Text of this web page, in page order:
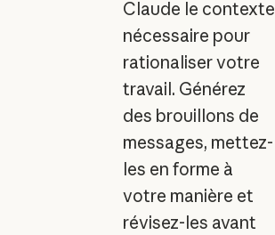
Claude le contexte
nécessaire pour
rationaliser votre
travail. Générez
des brouillons de
messages, mettez-
les en forme à
votre manière et
révisez-les avant